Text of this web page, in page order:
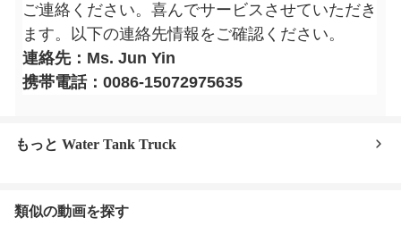
ご連絡ください。喜んでサービスさせていただき
ます。以下の連絡先情報をご確認ください。
連絡先：Ms. Jun Yin
携帯電話：0086-15072975635
もっと Water Tank Truck
類似の動画を探す